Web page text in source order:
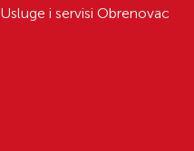
Usluge i servisi Obrenovac